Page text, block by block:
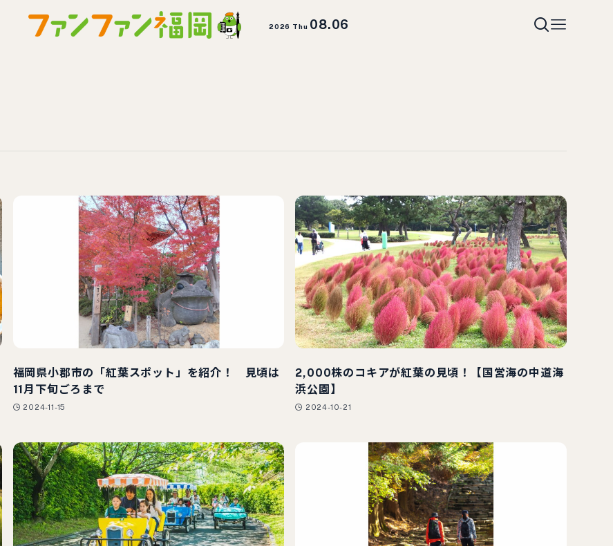
2026 Thu 08.06
福岡県小郡市の「紅葉スポット」を紹介！ 見頃は
11月下旬ごろまで
2024-11-15
2,000株のコキアが紅葉の見頃！【国営海の中道海
浜公園】
2024-10-21